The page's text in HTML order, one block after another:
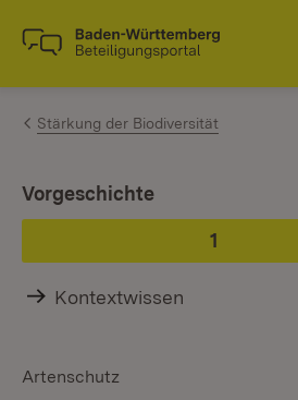
Zum Inhalt springen
Link zur Startseite
Stärkung der Biodiversität
Phase
1
:
Ist ausgewählt.
Vorgeschichte
Kontextwissen
Artenschutz